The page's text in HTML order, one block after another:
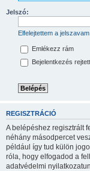
Jelszó:
Elfelejtettem a jelszavam
Emlékezz rám
Bejelentkezés
REGISZTRÁCIÓ
A belépéshez regisztrált
néhány másodpercet
például így tud külön
róla, hogy elfogadod a
adatvédelmi